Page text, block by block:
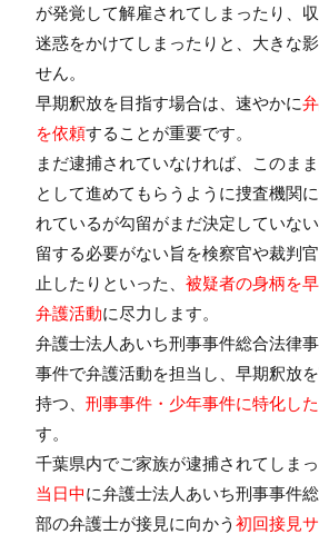
が発覚して解雇されてしまったり、
迷惑をかけてしまったりと、大きな
せん。
早期釈放を目指す場合は、速やかに
を依頼することが重要です。
まだ逮捕されていなければ、このま
として進めてもらうように捜査機関
れているが勾留がまだ決定していな
留する必要がない旨を検察官や裁判
止したりといった、 被疑者の身柄を
弁護活動に尽力します。
弁護士法人あいち刑事事件総合法律
事件で弁護活動を担当し、早期釈放
持つ、 刑事事件・少年事件に特化し
す。
千葉県内でご家族が逮捕されてしまっ
当日中に弁護士法人あいち刑事事件
部の弁護士が接見に向かう 初回接見